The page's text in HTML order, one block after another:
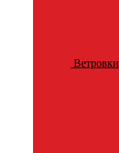
Ветровки